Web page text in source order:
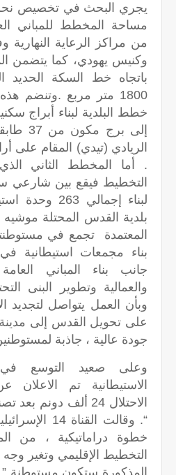
مساحة المخطط للمباني
من مراكز الرعاية
وكنيس يهودي، كما يتضمن
باتجاه خط السكة الحديد
1800 متر مربع
خطط البلدية لبناء أبراج
إلى
الريادي (تيدي) المقام على
. أما المخطط الثاني
التخطيط فيقع بين شارعي
لبناء إجمالي
بلدية القدس المحتلة
المعتمدة تجمع في
بناء مجمعات استيطانية
جانب بناء المباني
والعمالية وتطوير البنى
وبأن العمل يتواصل لتجديد
على تحويل القدس إلى
جودة عالية ، جاذبة
وعلى صعيد التوسع في
الاستيطانية تم
الاحتلال 24 ألف
“. وقالت
خطوة دراماتيكية ، من
التخطيط الإقليمي وتغير